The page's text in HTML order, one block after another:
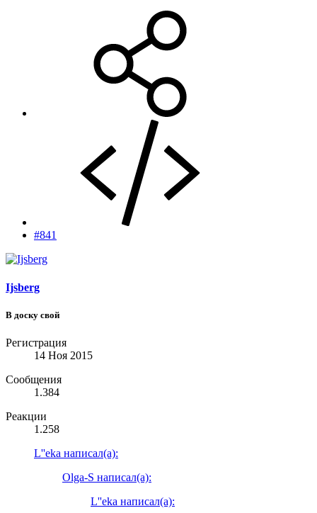
#841
Ijsberg
В доску свой
Регистрация
14 Ноя 2015
Сообщения
1.384
Реакции
1.258
L''eka написал(а):
Olga-S написал(а):
L''eka написал(а):